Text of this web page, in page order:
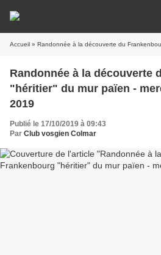
Accueil » Randonnée à la découverte du Frankenbourg
Randonnée à la découverte
"héritier" du mur païen -
2019
Publié le 17/10/2019 à 09:43
Par Club vosgien Colmar